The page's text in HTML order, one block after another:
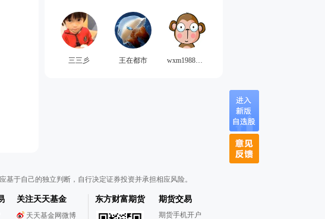
三三彡 王在都市 wxm1988meng
于自己的独立判断，自行决定证券投资并承担相应风险。
关注天天基金
天天基金网微博
东方财富期货 期货交易
期货手机开户